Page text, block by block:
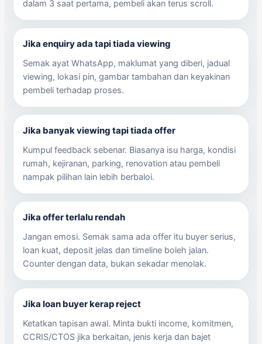
dalam 3 saat pertama, pembeli akan terus scroll.
Jika enquiry ada tapi tiada viewing
Semak ayat WhatsApp, maklumat yang diberi, jadual
viewing, lokasi pin, gambar tambahan dan keyakinan
pembeli terhadap proses.
Jika banyak viewing tapi tiada offer
Kumpul feedback sebenar. Biasanya isu harga, kondisi
rumah, kejiranan, parking, renovation atau pembeli
nampak pilihan lain lebih berbaloi.
Jika offer terlalu rendah
Jangan emosi. Semak sama ada offer itu buyer serius,
loan kuat, deposit jelas dan timeline boleh jalan.
Counter dengan data, bukan sekadar menolak.
Jika loan buyer kerap reject
Ketatkan tapisan awal. Minta bukti income, komitmen,
CCRIS/CTOS jika berkaitan, jenis kerja dan bajet